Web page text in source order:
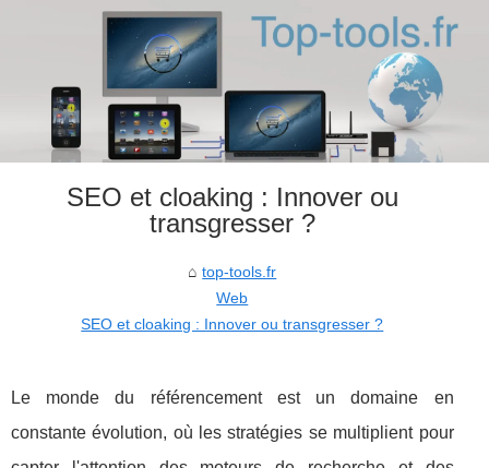
SEO et cloaking : Innover ou
transgresser ?
top-tools.fr
Web
SEO et cloaking : Innover ou transgresser ?
Le monde du référencement est un domaine en
constante évolution, où les stratégies se multiplient pour